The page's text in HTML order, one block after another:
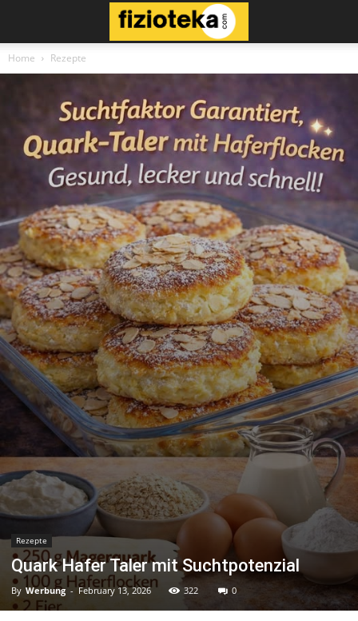
Home Rezepte
Rezepte
Quark Hafer Taler mit Suchtpotenzial
By Werbung - February 13, 2026 322 0